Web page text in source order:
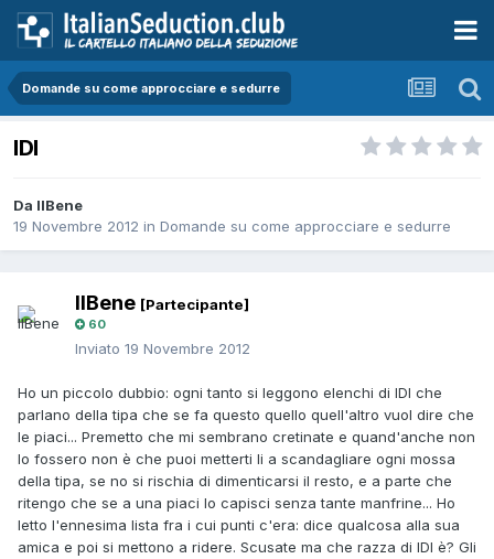
Domande su come approcciare e sedurre
IDI
Da IlBene
19 Novembre 2012 in Domande su come approcciare e sedurre
IlBene [Partecipante]
60
Inviato 19 Novembre 2012
Ho un piccolo dubbio: ogni tanto si leggono elenchi di IDI che
parlano della tipa che se fa questo quello quell'altro vuol dire che
le piaci... Premetto che mi sembrano cretinate e quand'anche non
lo fossero non è che puoi metterti li a scandagliare ogni mossa
della tipa, se no si rischia di dimenticarsi il resto, e a parte che
ritengo che se a una piaci lo capisci senza tante manfrine... Ho
letto l'ennesima lista fra i cui punti c'era: dice qualcosa alla sua
amica e poi si mettono a ridere. Scusate ma che razza di IDI è? Gli